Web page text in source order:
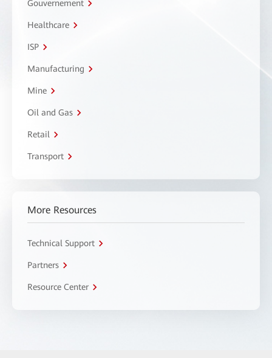
Gouvernement
Healthcare
ISP
Manufacturing
Mine
Oil and Gas
Retail
Transport
More Resources
Technical Support
Partners
Resource Center